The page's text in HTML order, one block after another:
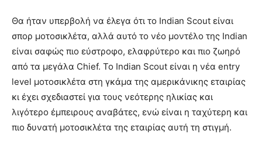
Θα ήταν υπερβολή να έλεγα ότι το Indian Scout είναι
σπορ μοτοσικλέτα, αλλά αυτό το νέο μοντέλο της Indian
είναι σαφώς πιο εύστροφο, ελαφρύτερο και πιο ζωηρό
από τα μεγάλα Chief. Το Indian Scout είναι η νέα entry
level μοτοσικλέτα στη γκάμα της αμερικάνικης εταιρίας
κι έχει σχεδιαστεί για τους νεότερης ηλικίας και
λιγότερο έμπειρους αναβάτες, ενώ είναι η ταχύτερη και
πιο δυνατή μοτοσικλέτα της εταιρίας αυτή τη στιγμή.